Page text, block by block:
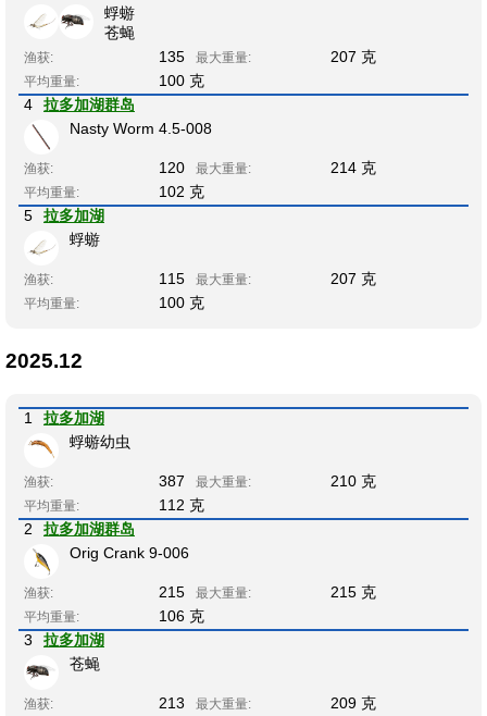
蜉蝣
苍蝇
渔获: 135 最大重量: 207 克
平均重量:
100 克
4
拉多加湖群岛
Nasty Worm 4.5-008
渔获: 120 最大重量: 214 克
平均重量:
102 克
5
拉多加湖
蜉蝣
渔获: 115 最大重量: 207 克
平均重量: 100 克
2025.12
1
拉多加湖
蜉蝣幼虫
渔获: 387 最大重量: 210 克
平均重量:
112 克
2
拉多加湖群岛
Orig Crank 9-006
渔获: 215 最大重量: 215 克
平均重量:
106 克
3
拉多加湖
苍蝇
渔获: 213 最大重量: 209 克